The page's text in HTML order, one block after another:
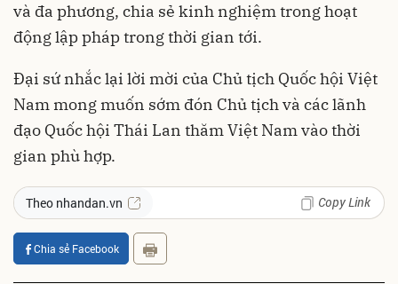
và đa phương, chia sẻ kinh nghiệm trong hoạt
động lập pháp trong thời gian tới.
Đại sứ nhắc lại lời mời của Chủ tịch Quốc hội Việt
Nam mong muốn sớm đón Chủ tịch và các lãnh
đạo Quốc hội Thái Lan thăm Việt Nam vào thời
gian phù hợp.
Theo nhandan.vn Copy Link
Chia sẻ Facebook